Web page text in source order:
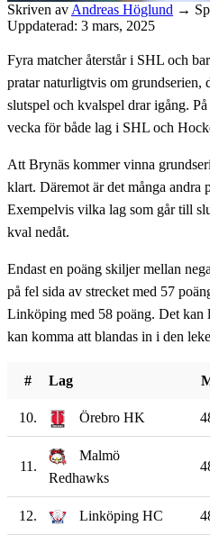
Skriven av Andreas Höglund →
Uppdaterad: 3 mars, 2025
Fyra matcher återstår i SHL och
pratar naturligtvis om grundserien,
slutspel och kvalspel drar igång.
vecka för både lag i SHL och
Att Brynäs kommer vinna
klart. Däremot är det många andra
Exempelvis vilka lag som går till
kval nedåt.
Endast en poäng skiljer mellan
på fel sida av strecket med 57
Linköping med 58 poäng. Det kan
kan komma att blandas in i den
# Lag
10. Örebro HK
11.
Malmö
Redhawks
12. Linköping HC